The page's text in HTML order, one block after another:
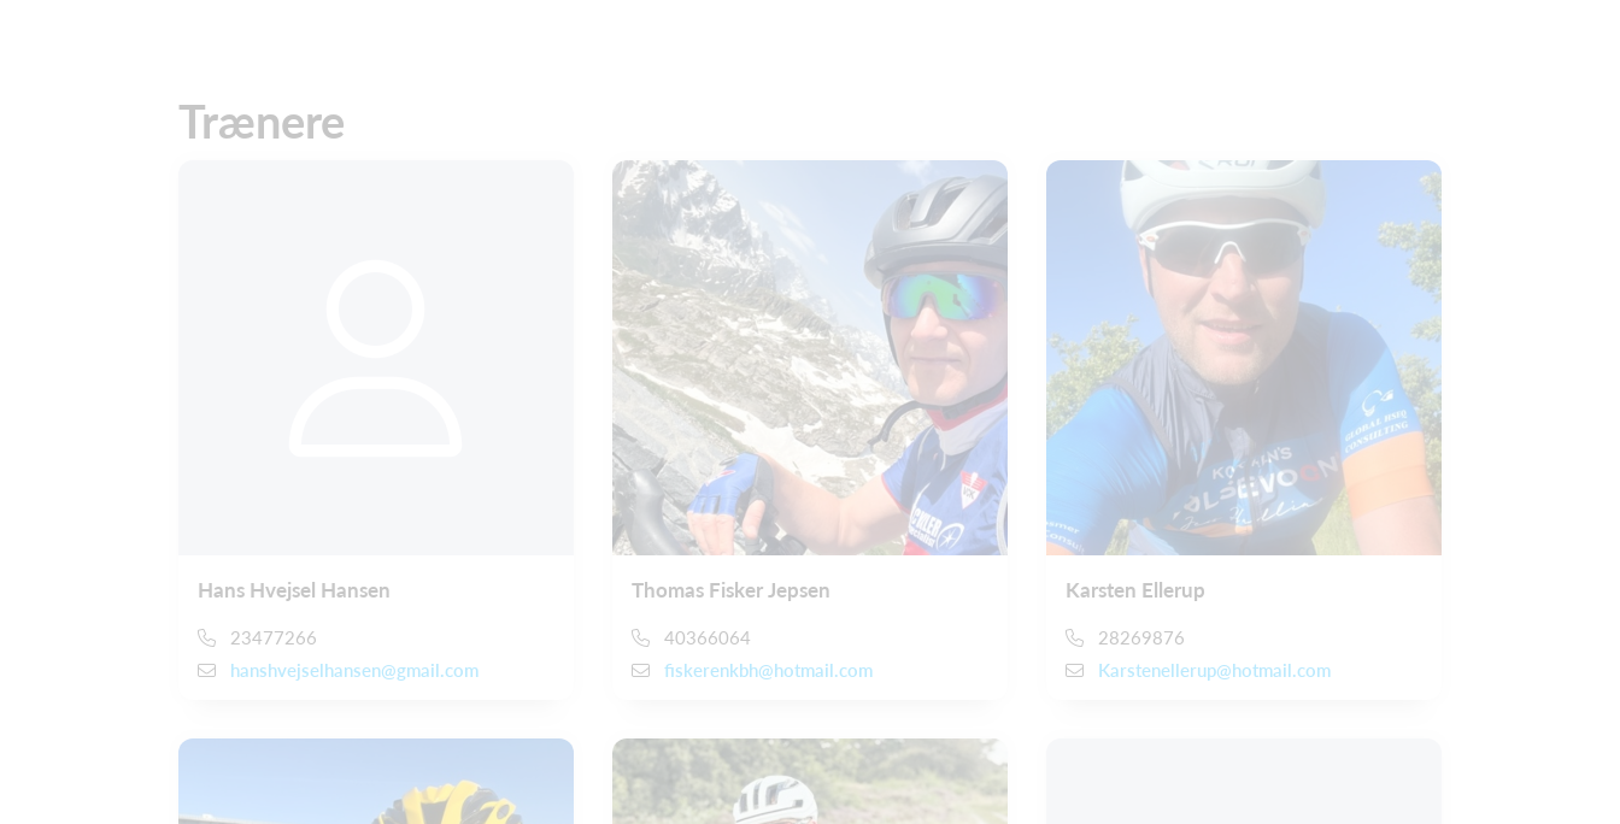
Trænere
Hans Hvejsel Hansen
23477266
hanshvejselhansen@gmail.com
Thomas Fisker Jepsen
40366064
fiskerenkbh@hotmail.com
Karsten Ellerup
28269876
Karstenellerup@hotmail.com